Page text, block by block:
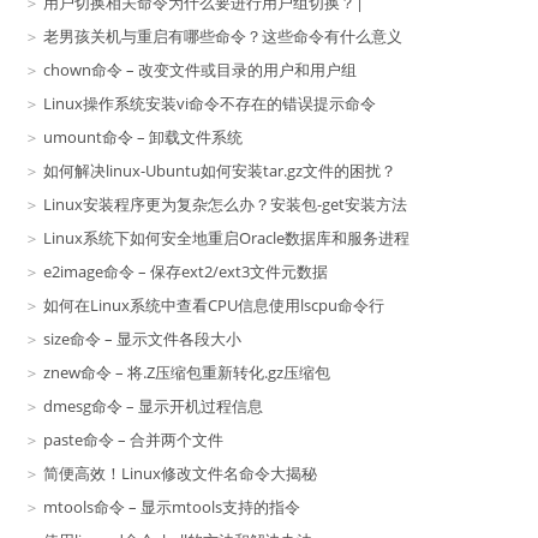
老男孩关机与重启有哪些命令？这些命令有什么意义
chown命令 – 改变文件或目录的用户和用户组
Linux操作系统安装vi命令不存在的错误提示命令
umount命令 – 卸载文件系统
如何解决linux-Ubuntu如何安装tar.gz文件的困扰？
Linux安装程序更为复杂怎么办？安装包-get安装方法
Linux系统下如何安全地重启Oracle数据库和服务进程
e2image命令 – 保存ext2/ext3文件元数据
如何在Linux系统中查看CPU信息使用lscpu命令行
size命令 – 显示文件各段大小
znew命令 – 将.Z压缩包重新转化.gz压缩包
dmesg命令 – 显示开机过程信息
paste命令 – 合并两个文件
简便高效！Linux修改文件名命令大揭秘
mtools命令 – 显示mtools支持的指令